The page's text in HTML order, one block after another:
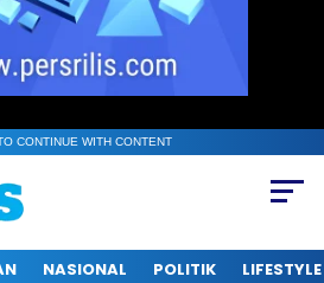
CONTINUE WITH CONTENT
NASIONAL POLITIK LIFESTYLE